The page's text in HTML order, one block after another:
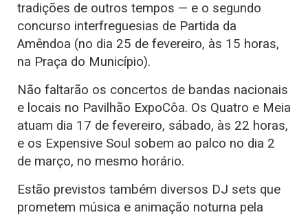
tradições de outros tempos — e o segundo
concurso interfreguesias de Partida da
Amêndoa (no dia 25 de fevereiro, às 15 horas,
na Praça do Município).
Não faltarão os concertos de bandas nacionais
e locais no Pavilhão ExpoCôa. Os Quatro e Meia
atuam dia 17 de fevereiro, sábado, às 22 horas,
e os Expensive Soul sobem ao palco no dia 2
de março, no mesmo horário.
Estão previstos também diversos DJ sets que
prometem música e animação noturna pela